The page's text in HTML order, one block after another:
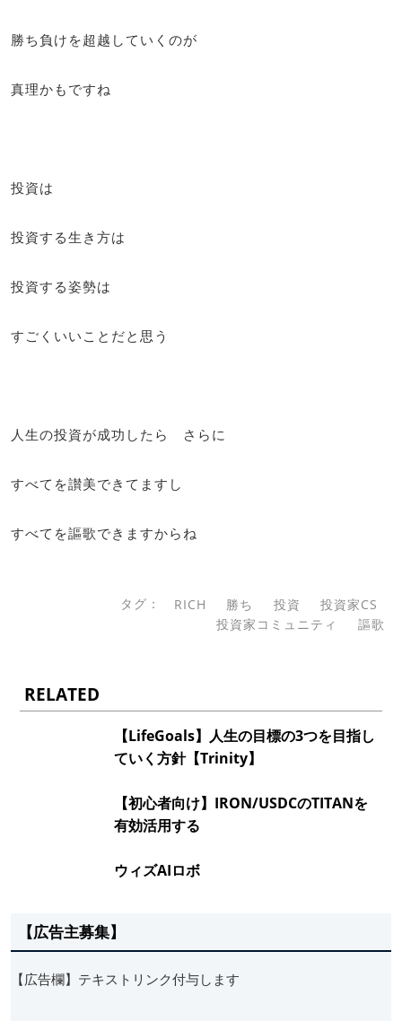
勝ち負けを超越していくのが
真理かもですね
投資は
投資する生き方は
投資する姿勢は
すごくいいことだと思う
人生の投資が成功したら さらに
すべてを讃美できてますし
すべてを謳歌できますからね
タグ： RICH 勝ち 投資
投資家CS
投資家コミュニティ
謳歌
RELATED
【LifeGoals】人生の目標の3つを目指し
ていく方針【Trinity】
【初心者向け】IRON/USDCのTITANを
有効活用する
ウィズAIロボ
【広告主募集】
【広告欄】テキストリンク付与します